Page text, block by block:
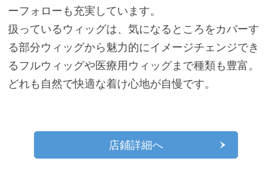
ーフォローも充実しています。
扱っているウィッグは、気になるところをカバーす
る部分ウィッグから魅力的にイメージチェンジでき
るフルウィッグや医療用ウィッグまで種類も豊富。
どれも自然で快適な着け心地が自慢です。
店鋪詳細へ